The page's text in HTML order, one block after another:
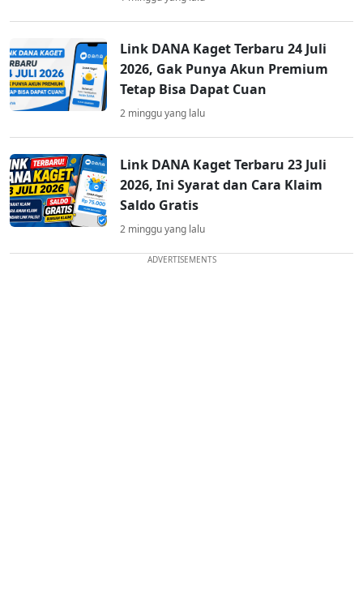
Link DANA Kaget Terbaru 24 Juli
2026, Gak Punya Akun Premium
Tetap Bisa Dapat Cuan
2 minggu yang lalu
Link DANA Kaget Terbaru 23 Juli
2026, Ini Syarat dan Cara Klaim
Saldo Gratis
2 minggu yang lalu
ADVERTISEMENTS